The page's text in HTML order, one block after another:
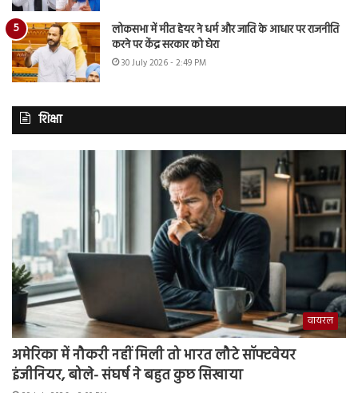
लोकसभा में मीत हेयर ने धर्म और जाति के आधार पर राजनीति
करने पर केंद्र सरकार को घेरा
30 July 2026 - 2:49 PM
शिक्षा
वायरल
अमेरिका में नौकरी नहीं मिली तो भारत लौटे सॉफ्टवेयर
इंजीनियर, बोले- संघर्ष ने बहुत कुछ सिखाया